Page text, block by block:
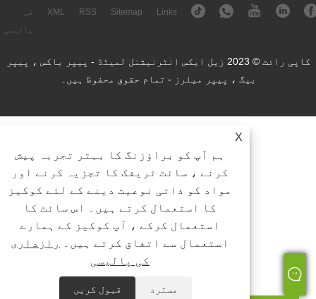
ہم آپ کو براؤزنگ کا بہتر تجربہ پیش
کرنے ، سائٹ ٹریفک کا تجزیہ کرنے اور
مواد کو ذاتی نوعیت دینے کے لئے کوکیز
کا استعمال کرتے ہیں۔ اس سائٹ کا
استعمال کرکے ، آپ کوکیز کے ہمارے
استعمال سے اتفاق کرتے ہیں۔
رازداری
کی پالیسی
مسترد قبول کریں
Links
Sitemap
RSS
XML
کی
پالیسی
کاپی رائٹ © 2023 زیل ایکس انٹرنیشنل لمیٹڈ - پیپر باکس ، پیپر
بیگ ، پیپر میلرز - تمام حقوق محفوظ ہیں۔